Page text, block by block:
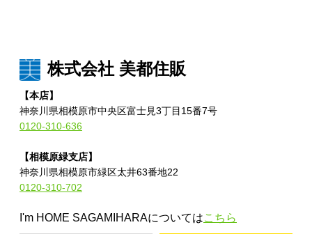
株式会社 美都住販
【本店】
神奈川県相模原市中央区富士見3丁目15番7号
0120-310-636
【相模原緑支店】
神奈川県相模原市緑区太井63番地22
0120-310-702
I'm HOME SAGAMIHARAについてはこちら